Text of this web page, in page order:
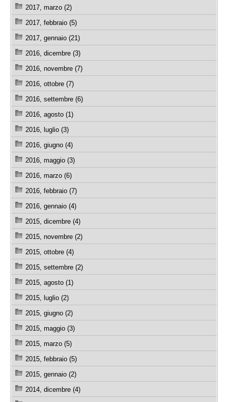
2017, marzo (2)
2017, febbraio (5)
2017, gennaio (21)
2016, dicembre (3)
2016, novembre (7)
2016, ottobre (7)
2016, settembre (6)
2016, agosto (1)
2016, luglio (3)
2016, giugno (4)
2016, maggio (3)
2016, marzo (6)
2016, febbraio (7)
2016, gennaio (4)
2015, dicembre (4)
2015, novembre (2)
2015, ottobre (4)
2015, settembre (2)
2015, agosto (1)
2015, luglio (2)
2015, giugno (2)
2015, maggio (3)
2015, marzo (5)
2015, febbraio (5)
2015, gennaio (2)
2014, dicembre (4)